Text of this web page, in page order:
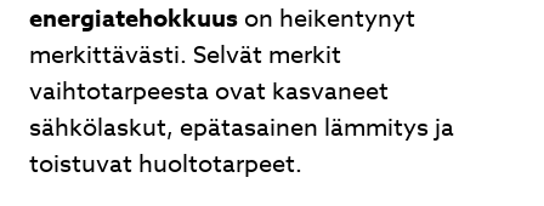
energiatehokkuus on heikentynyt
merkittävästi. Selvät merkit
vaihtotarpeesta ovat kasvaneet
sähkölaskut, epätasainen lämmitys ja
toistuvat huoltotarpeet.